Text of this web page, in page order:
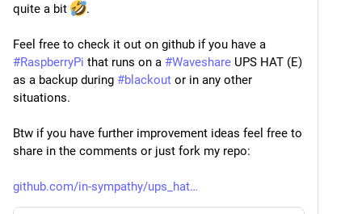
textil și a broderiei digitale direct în mâinile
quite a bit
.
#RaspberryPi that runs on a #Waveshare UPS HAT (E)
as a backup during #blackout or in any other
situations.
Btw if you have further improvement ideas feel free to
share in the comments or just fork my repo:
github.com/in-sympathy/ups_hat